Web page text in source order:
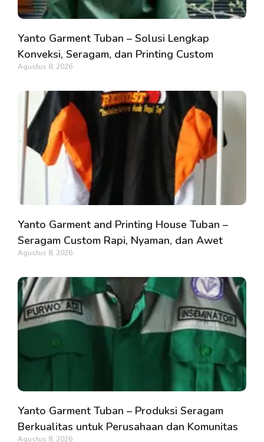
Yanto Garment Tuban – Solusi Lengkap
Konveksi, Seragam, dan Printing Custom
Agustus 8, 2026
Yanto Garment and Printing House Tuban –
Seragam Custom Rapi, Nyaman, dan Awet
Agustus 8, 2026
Yanto Garment Tuban – Produksi Seragam
Berkualitas untuk Perusahaan dan Komunitas
Agustus 8, 2026